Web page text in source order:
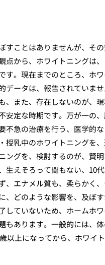
ことはありませんが、そ
から、ホワイトニングは
。現在までのところ、ホ
ータは、報告されていま
また、存在しないのが、
定な時期です。万が一の
急の治療を行う、医学的
乳中のホワイトニングを
グを、検討するのが、賢
えそろって間もない、10
エナメル質も、柔らかく
どのような影響を、及ぼ
ていないため、ホームホ
あります。一般的には、体
以上になってから、ホワイ